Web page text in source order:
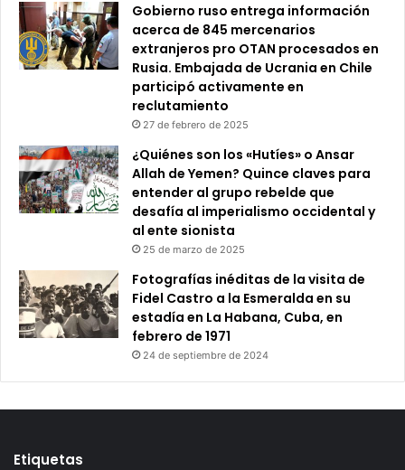
Gobierno ruso entrega información
acerca de 845 mercenarios
extranjeros pro OTAN procesados en
Rusia. Embajada de Ucrania en Chile
participó activamente en
reclutamiento
27 de febrero de 2025
¿Quiénes son los «Hutíes» o Ansar
Allah de Yemen? Quince claves para
entender al grupo rebelde que
desafía al imperialismo occidental y
al ente sionista
25 de marzo de 2025
Fotografías inéditas de la visita de
Fidel Castro a la Esmeralda en su
estadía en La Habana, Cuba, en
febrero de 1971
24 de septiembre de 2024
Etiquetas